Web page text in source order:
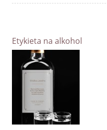
Etykieta na alkohol